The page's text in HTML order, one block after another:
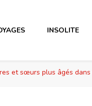
INSOLITE
et sœurs plus âgés